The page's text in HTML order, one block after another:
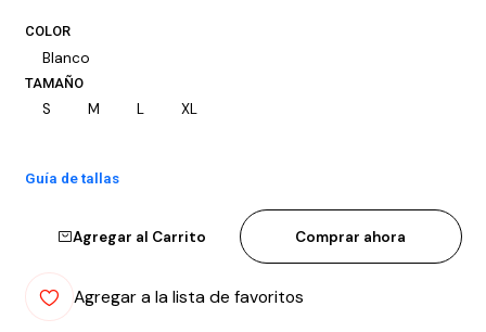
COLOR
Blanco
TAMAÑO
S M L XL
Guía de tallas
Agregar al Carrito Comprar ahora
Agregar a la lista de favoritos